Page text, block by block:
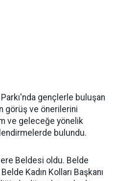
gençlerle buluşan
görüş ve önerilerini
ve geleceğe yönelik
bulundu.
Beldesi oldu. Belde
Kadın Kolları Başkanı